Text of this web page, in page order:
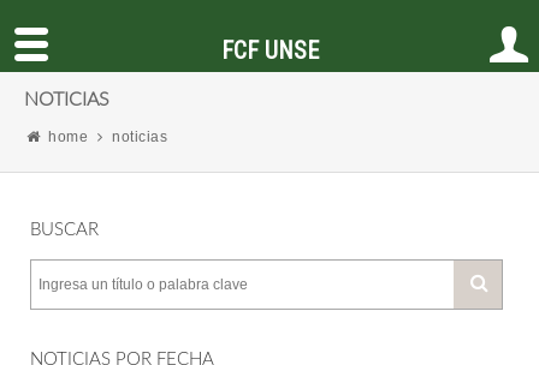
NOTICIAS
home noticias
BUSCAR
NOTICIAS POR FECHA
FCF UNSE